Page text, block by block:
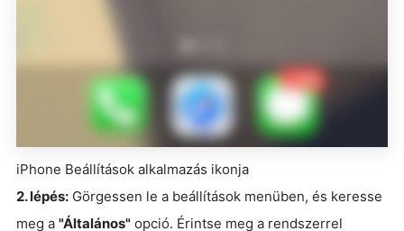
iPhone Beállítások alkalmazás ikonja
2. lépés: Görgessen le a beállítások menüben, és keresse
meg a "Általános" opció. Érintse meg a rendszerrel